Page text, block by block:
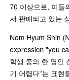
70 이상으로, 이들
서 판매되고 있는
Nom Hyum Shin
expression "you
학생 중의 한 명인
기 어렵다"는 표현